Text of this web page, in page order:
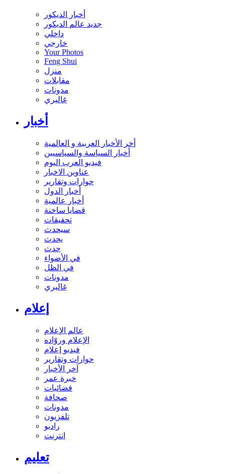
أخبار الديكور
جديد عالم الديكور
داخلي
خارجي
Your Photos
Feng Shui
منزل
مقابلات
مدونات
غاليري
أخبار
أخر الأخبار العربية و العالمية
أخبار السياسة والسياسيين
فيديو العرب اليوم
عناوين الاخبار
حوارات وتقارير
أخبار الدول
أخبار عالمية
قضايا ساخنة
تحقيقات
سيحدث
يحدث
حدث
في الأضواء
في الظل
مدونات
غاليري
إعلام
عالم الإعلام
الإعلام وروّاده
فيديو إعلام
حوارات وتقارير
آخر الأخبار
خبرة عمر
فضائيات
صحافة
مدونات
تلفزيون
راديو
انترنت
تعليم